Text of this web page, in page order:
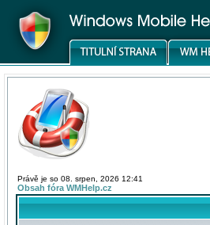
Právě je so 08. srpen, 2026 12:41
Obsah fóra WMHelp.cz